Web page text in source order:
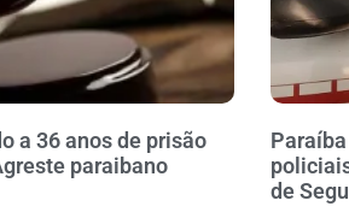
a 36 anos de prisão
paraibano
de